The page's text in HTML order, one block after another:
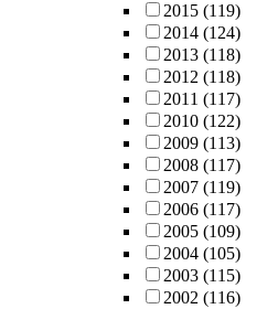
2015 (119)
2014 (124)
2013 (118)
2012 (118)
2011 (117)
2010 (122)
2009 (113)
2008 (117)
2007 (119)
2006 (117)
2005 (109)
2004 (105)
2003 (115)
2002 (116)